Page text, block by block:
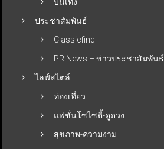
ประชาสัมพันธ์
Classicfind
PR News – ข่าวประชาสัมพันธ์
ไลฟ์สไตล์
ท่องเที่ยว
แฟชั่นโซไซตี้-ดูดวง
สุขภาพ-ความงาม